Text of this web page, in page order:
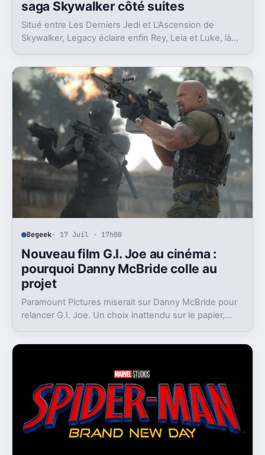
saga Skywalker côté suites
Situé entre Les Derniers Jedi et L’Ascension de
Skywalker, Legacy éclaire enfin Rey, Leia et Luke, là
Begeek· 17 Juil · 17h00
Nouveau film G.I. Joe au cinéma :
pourquoi Danny McBride colle au
projet
Paramount Pictures miserait sur Danny McBride pour
relancer G.I. Joe. Un choix inattendu sur le papier,